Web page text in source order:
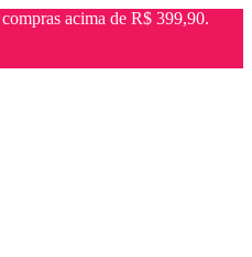
acima de R$ 399,90.